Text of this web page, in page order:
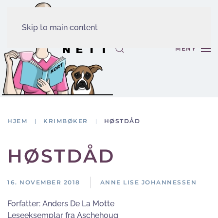
Skip to main content
MENY
HJEM KRIMBØKER HØSTDÅD
HØSTDÅD
16. NOVEMBER 2018 ANNE LISE JOHANNESSEN
Forfatter: Anders De La Motte
Leseeksemplar fra Aschehoug